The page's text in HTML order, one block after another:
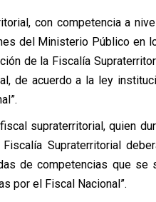
con competencia a
del Ministerio Público en
de la Fiscalía
de acuerdo a la ley
supraterritorial, quien
Supraterritorial
de competencias que se
por el Fiscal Nacional”.